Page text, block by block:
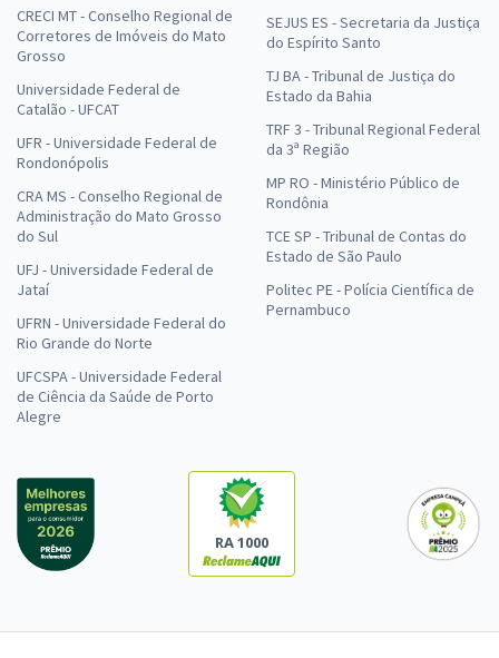
CRECI MT - Conselho Regional de
Corretores de Imóveis do Mato
Grosso
Universidade Federal de
Catalão - UFCAT
UFR - Universidade Federal de
Rondonópolis
CRA MS - Conselho Regional de
Administração do Mato Grosso
do Sul
UFJ - Universidade Federal de
Jataí
UFRN - Universidade Federal do
Rio Grande do Norte
UFCSPA - Universidade Federal
de Ciência da Saúde de Porto
Alegre
SEJUS ES - Secretaria da Justiça
do Espírito Santo
TJ BA - Tribunal de Justiça do
Estado da Bahia
TRF 3 - Tribunal Regional Federal
da 3ª Região
MP RO - Ministério Público de
Rondônia
TCE SP - Tribunal de Contas do
Estado de São Paulo
Politec PE - Polícia Científica de
Pernambuco
RA 1000